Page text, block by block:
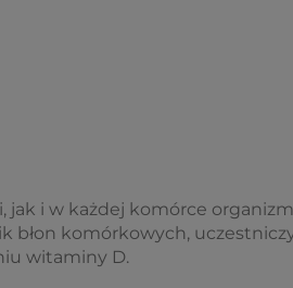
jak i w każdej komórce
błon komórkowych,
witaminy D.